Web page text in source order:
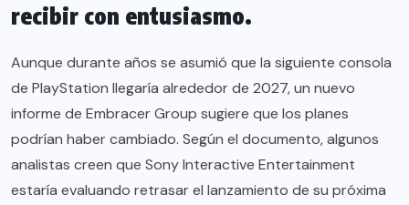
recibir con entusiasmo.
Aunque durante años se asumió que la siguiente consola
de PlayStation llegaría alrededor de 2027, un nuevo
informe de Embracer Group sugiere que los planes
podrían haber cambiado. Según el documento, algunos
analistas creen que Sony Interactive Entertainment
estaría evaluando retrasar el lanzamiento de su próxima